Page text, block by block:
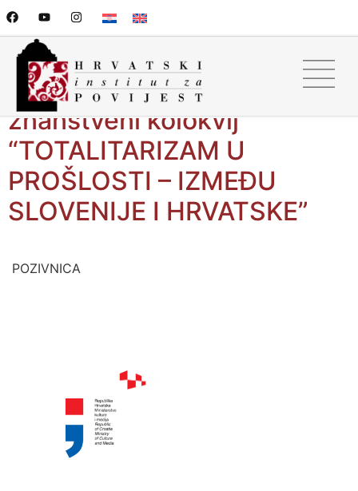
POZIV: 20. prosinca 2021. u
12 sati, održati će se 2.
znanstveni kolokvij
“TOTALITARIZAM U
PROŠLOSTI – IZMEĐU
SLOVENIJE I HRVATSKE”
POZIVNICA